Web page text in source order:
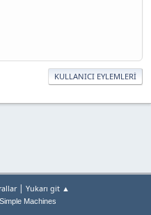
KULLANICI EYLEMLERI
| Yukarı git ▲
Simple Machines